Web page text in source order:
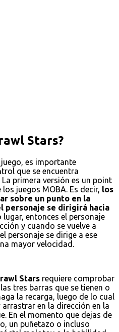
Stars?
es importante
que se encuentra
primera versión es un point
juegos MOBA. Es decir, los
sobre un punto en la
personaje se dirigirá hacia
lugar, entonces el personaje
y cuando se vuelve a
personaje se dirige a ese
mayor velocidad.
Stars requiere comprobar
tres barras que se tienen o
la recarga, luego de lo cual
en la dirección en la
En el momento que dejas de
un puñetazo o incluso